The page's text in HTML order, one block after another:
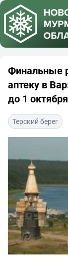
Финальные
аптеку в
до 1 октября
Терский берег